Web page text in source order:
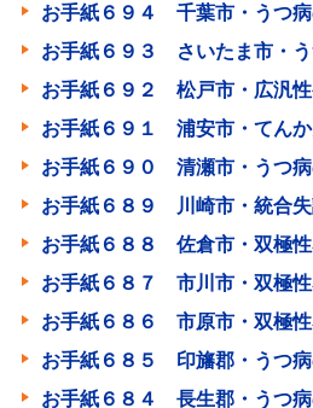
お手紙６９４ 千葉市・うつ
お手紙６９３ さいたま市・
お手紙６９２ 松戸市・広汎
お手紙６９１ 浦安市・てん
お手紙６９０ 清瀬市・うつ
お手紙６８９ 川崎市・統合
お手紙６８８ 佐倉市・双極
お手紙６８７ 市川市・双極
お手紙６８６ 市原市・双極
お手紙６８５ 印旛郡・うつ
お手紙６８４ 長生郡・うつ